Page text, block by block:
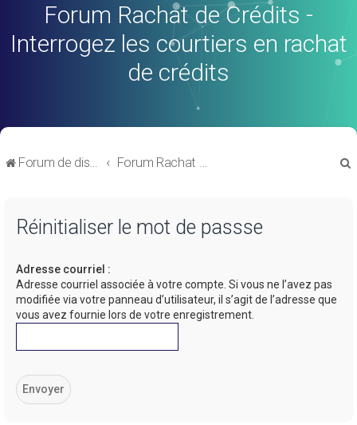
Forum Rachat de Crédits -
Interrogez les courtiers en rachat
de crédits
Forum de discussions sur le Regroupement de Crédits et le Rachat de Crédits Forum Rachat de Crédits
Réinitialiser le mot de passse
Adresse courriel :
Adresse courriel associée à votre compte. Si vous ne l’avez pas
modifiée via votre panneau d’utilisateur, il s’agit de l’adresse que
vous avez fournie lors de votre enregistrement.